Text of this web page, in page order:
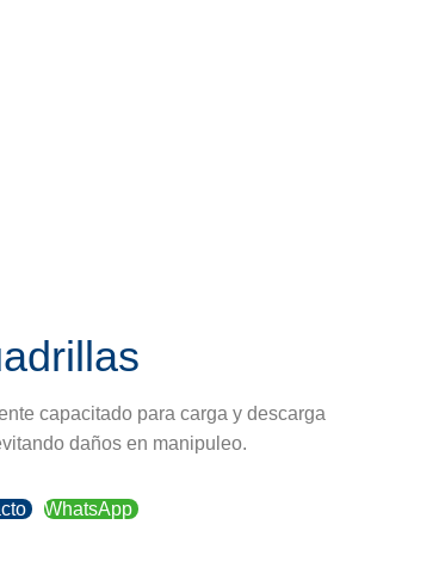
capacitado para carga y descarga
daños en manipuleo.
WhatsApp